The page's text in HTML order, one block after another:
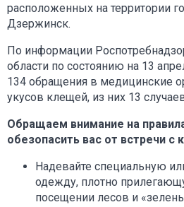
расположенных на территории
Дзержинск.
По информации
области по состоянию на 13
134 обращения в медицинские
укусов клещей, из них 13
Обращаем внимание на
обезопасить вас от встречи с
Надевайте специальную
одежду, плотно
посещении лесов и